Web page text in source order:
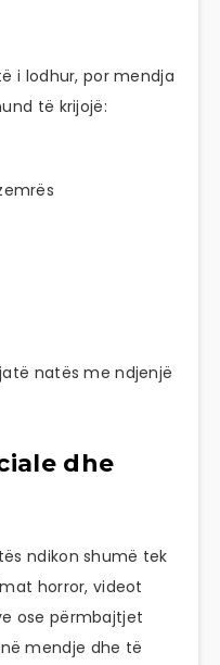
i lodhur, por mendja
të krijojë:
natës me ndjenjë
dhe
ndikon shumë tek
horror, videot
ose përmbajtjet
mendje dhe të